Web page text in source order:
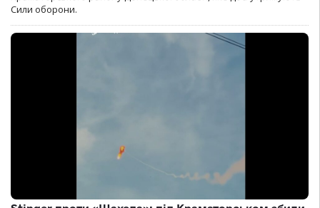
Сили оборони.